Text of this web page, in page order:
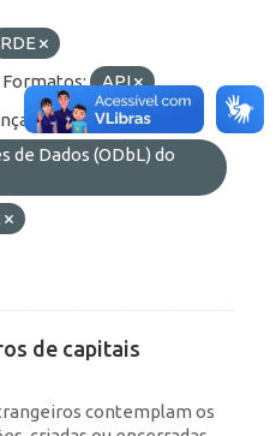
RDE
Formatos:
API
de Dados (ODbL) do
de capitais
contemplam os